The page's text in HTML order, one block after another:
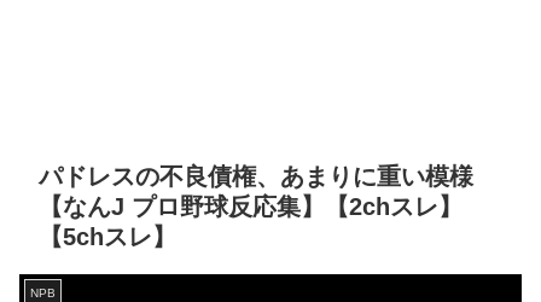
パドレスの不良債権、あまりに重い模様
【なんJ プロ野球反応集】【2chスレ】
【5chスレ】
NPB